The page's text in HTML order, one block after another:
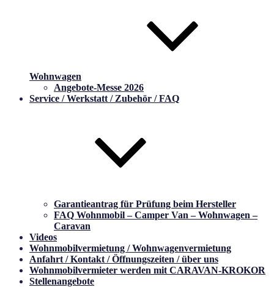
Wohnwagen
Angebote-Messe 2026
Service / Werkstatt / Zubehör / FAQ
Garantieantrag für Prüfung beim Hersteller
FAQ Wohnmobil – Camper Van – Wohnwagen –
Caravan
Videos
Wohnmobilvermietung / Wohnwagenvermietung
Anfahrt / Kontakt / Öffnungszeiten / über uns
Wohnmobilvermieter werden mit CARAVAN-KROKOR
Stellenangebote